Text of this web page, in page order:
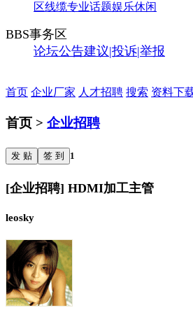
区线缆专业话题娱乐休闲
BBS事务区
论坛公告建议|投诉|举报
首页 企业厂家 人才招聘 搜索 资料下
首页 > 企业招聘
发 贴 签 到 1
[企业招聘] HDMI加工主管
leosky